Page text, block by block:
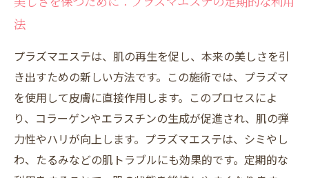
法
プラズマエステは、肌の再生を促し、本来の美しさを引
き出すための新しい方法です。この施術では、プラズマ
を使用して皮膚に直接作用します。このプロセスによ
り、コラーゲンやエラスチンの生成が促進され、肌の弾
力性やハリが向上します。プラズマエステは、シミやし
わ、たるみなどの肌トラブルにも効果的です。定期的な